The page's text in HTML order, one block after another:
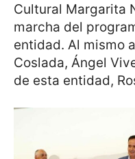
Cultural Margarita
marcha del
entidad. Al mismo
Coslada, Ángel
de esta entidad,